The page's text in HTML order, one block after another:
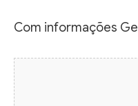
Com informações Ge